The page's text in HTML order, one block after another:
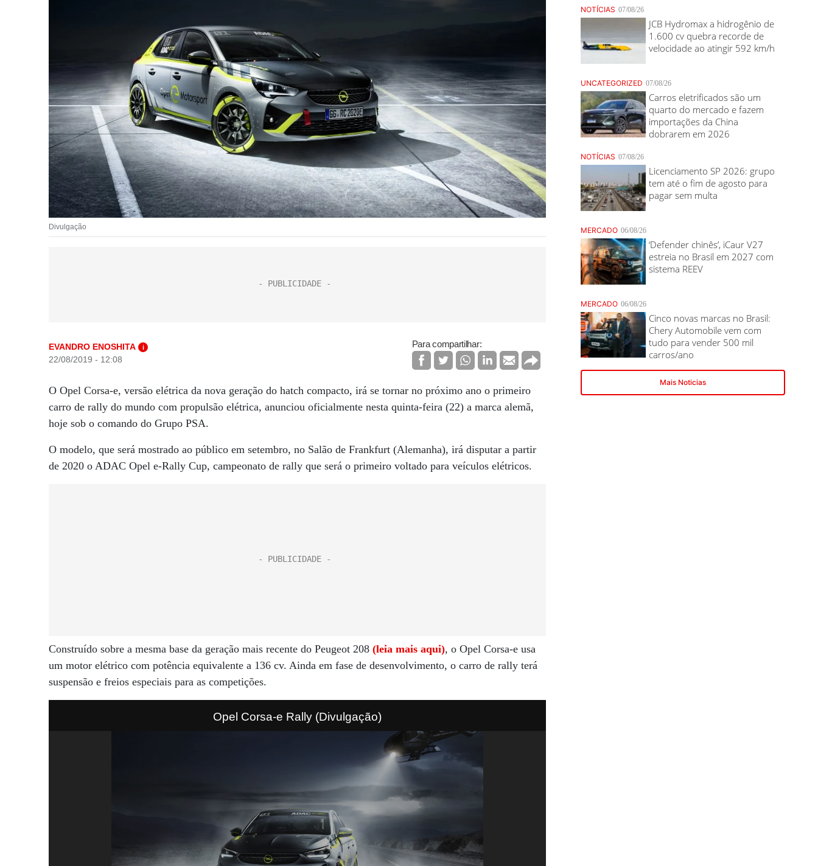
Divulgação
EVANDRO ENOSHITA i
22/08/2019 - 12:08
Para compartilhar:
O Opel Corsa-e, versão elétrica da nova geração do hatch compacto, irá se tornar no próximo ano o primeiro
carro de rally do mundo com propulsão elétrica, anunciou oficialmente nesta quinta-feira (22) a marca alemã,
hoje sob o comando do Grupo PSA.
O modelo, que será mostrado ao público em setembro, no Salão de Frankfurt (Alemanha), irá disputar a partir
de 2020 o ADAC Opel e-Rally Cup, campeonato de rally que será o primeiro voltado para veículos elétricos.
Construído sobre a mesma base da geração mais recente do Peugeot 208 (leia mais aqui), o Opel Corsa-e usa
um motor elétrico com potência equivalente a 136 cv. Ainda em fase de desenvolvimento, o carro de rally terá
suspensão e freios especiais para as competições.
Opel Corsa-e Rally (Divulgação)